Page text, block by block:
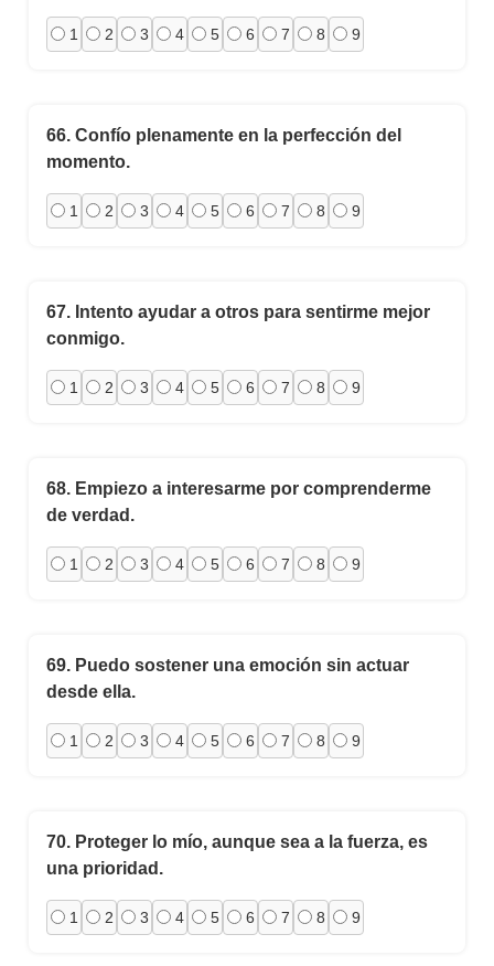
1 2 3 4 5 6 7 8 9
66. Confío plenamente en la perfección del
momento.
1 2 3 4 5 6 7 8 9
67. Intento ayudar a otros para sentirme mejor
conmigo.
1 2 3 4 5 6 7 8 9
68. Empiezo a interesarme por comprenderme
de verdad.
1 2 3 4 5 6 7 8 9
69. Puedo sostener una emoción sin actuar
desde ella.
1 2 3 4 5 6 7 8 9
70. Proteger lo mío, aunque sea a la fuerza, es
una prioridad.
1 2 3 4 5 6 7 8 9